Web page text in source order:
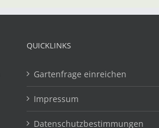
QUICKLINKS
Gartenfrage einreichen
Impressum
Datenschutzbestimmungen